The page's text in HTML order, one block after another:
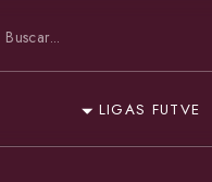
LIGAS FUTVE